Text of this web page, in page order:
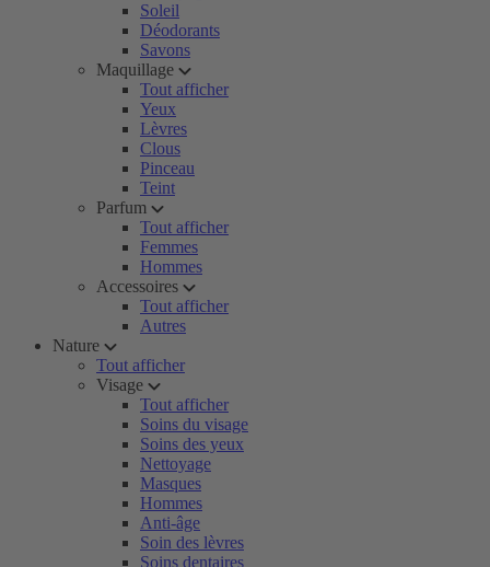
Soleil
Déodorants
Savons
Maquillage
Tout afficher
Yeux
Lèvres
Clous
Pinceau
Teint
Parfum
Tout afficher
Femmes
Hommes
Accessoires
Tout afficher
Autres
Nature
Tout afficher
Visage
Tout afficher
Soins du visage
Soins des yeux
Nettoyage
Masques
Hommes
Anti-âge
Soin des lèvres
Soins dentaires